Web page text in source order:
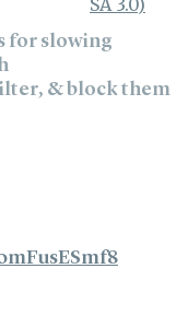
for slowing
& block them